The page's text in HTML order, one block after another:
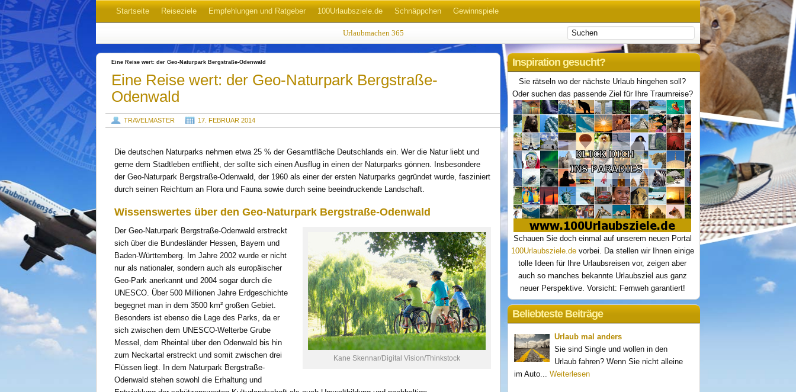
Startseite Reiseziele Empfehlungen und Ratgeber 100Urlaubsziele.de Schnäppchen Gewinnspiele
Urlaubmachen 365
Eine Reise wert: der Geo-Naturpark Bergstraße-Odenwald
Eine Reise wert: der Geo-Naturpark Bergstraße-
Odenwald
TRAVELMASTER 17. FEBRUAR 2014
Die deutschen Naturparks nehmen etwa 25 % der Gesamtfläche Deutschlands ein. Wer die Natur liebt und
gerne dem Stadtleben entflieht, der sollte sich einen Ausflug in einen der Naturparks gönnen. Insbesondere
der Geo-Naturpark Bergstraße-Odenwald, der 1960 als einer der ersten Naturparks gegründet wurde, fasziniert
durch seinen Reichtum an Flora und Fauna sowie durch seine beeindruckende Landschaft.
Wissenswertes über den Geo-Naturpark Bergstraße-Odenwald
Kane Skennar/Digital Vision/Thinkstock
Der Geo-Naturpark Bergstraße-Odenwald erstreckt
sich über die Bundesländer Hessen, Bayern und
Baden-Württemberg. Im Jahre 2002 wurde er nicht
nur als nationaler, sondern auch als europäischer
Geo-Park anerkannt und 2004 sogar durch die
UNESCO. Über 500 Millionen Jahre Erdgeschichte
begegnet man in dem 3500 km² großen Gebiet.
Besonders ist ebenso die Lage des Parks, da er
sich zwischen dem UNESCO-Welterbe Grube
Messel, dem Rheintal über den Odenwald bis hin
zum Neckartal erstreckt und somit zwischen drei
Flüssen liegt. In dem Naturpark Bergstraße-
Odenwald stehen sowohl die Erhaltung und
Inspiration gesucht?
Sie rätseln wo der nächste Urlaub hingehen soll?
Oder suchen das passende Ziel für Ihre Traumreise?
Schauen Sie doch einmal auf unserem neuen Portal
100Urlaubsziele.devorbei. Da stellen wir Ihnen einige
tolle Ideen für Ihre Urlaubsreisen vor, zeigen aber
auch so manches bekannte Urlaubsziel aus ganz
neuer Perspektive. Vorsicht: Fernweh garantiert!
Beliebteste Beiträge
Urlaub mal anders
Sie sind Single und wollen in den
Urlaub fahren? Wenn Sie nicht alleine
im Auto... Weiterlesen